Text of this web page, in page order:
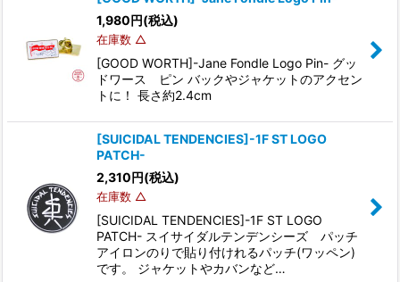
1,980円(税込)
在庫数 △
[GOOD WORTH]-Jane Fondle Logo Pin- グッ
ドワース ピン バックやジャケットのアクセン
トに！ 長さ約2.4cm
[SUICIDAL TENDENCIES]-1F ST LOGO
PATCH-
2,310円(税込)
在庫数 △
[SUICIDAL TENDENCIES]-1F ST LOGO
PATCH- スイサイダルテンデンシーズ パッチ
アイロンのりで貼り付けれるパッチ(ワッペン)
です。 ジャケットやカバンなど…